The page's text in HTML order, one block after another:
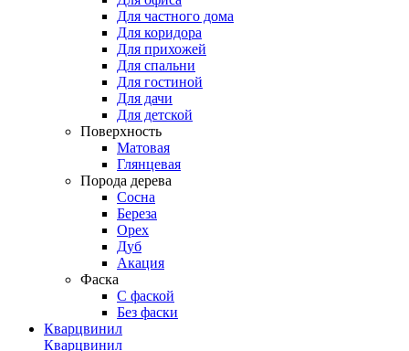
Для частного дома
Для коридора
Для прихожей
Для спальни
Для гостиной
Для дачи
Для детской
Поверхность
Матовая
Глянцевая
Порода дерева
Сосна
Береза
Орех
Дуб
Акация
Фаска
С фаской
Без фаски
Кварцвинил
Кварцвинил